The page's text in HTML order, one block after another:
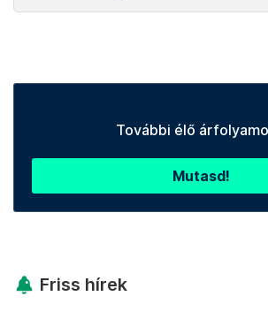
További élő
Mutasd!
Friss hírek